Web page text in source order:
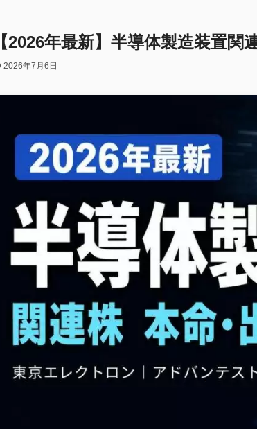
【2026年最新】半導体製造装置
2026年7月6日